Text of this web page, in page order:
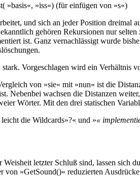
»basis«, »iss«) (für einfügen von »s«)
und sich an jeder Position
gehören Rekursionen nur
ist. Ganz vernachlässigt wurde
Vorgeschlagen wird ein Verhältnis
von »sie« mit »nun« ist die
Nebenbei wachsen die Distanzen
Wörter. Mit den drei statischen
die Wildcards»?« und »«
letzter Schluß sind, lassen
von »GetSound()« reduzierten